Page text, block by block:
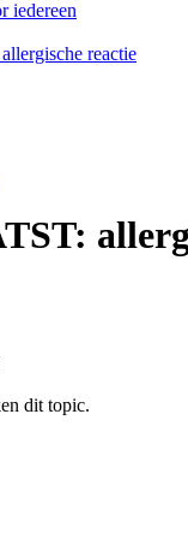
iedereen
reactie
dit topic.